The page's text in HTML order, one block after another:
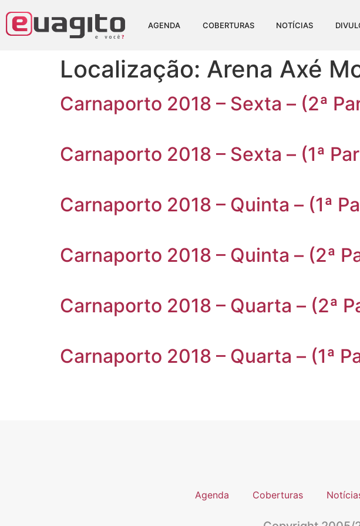
AGENDA COBERTURAS NOTÍCIAS
Localização: Arena Axé
Carnaporto 2018 – Sexta – (2ª
Carnaporto 2018 – Sexta – (1ª
Carnaporto 2018 – Quinta – (1ª
Carnaporto 2018 – Quinta – (2ª
Carnaporto 2018 – Quarta – (2ª
Carnaporto 2018 – Quarta – (1ª
Agenda Coberturas